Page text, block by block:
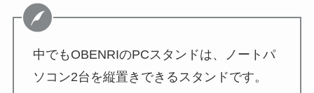
中でもOBENRIのPCスタンドは、ノートパ
ソコン2台を縦置きできるスタンドです。